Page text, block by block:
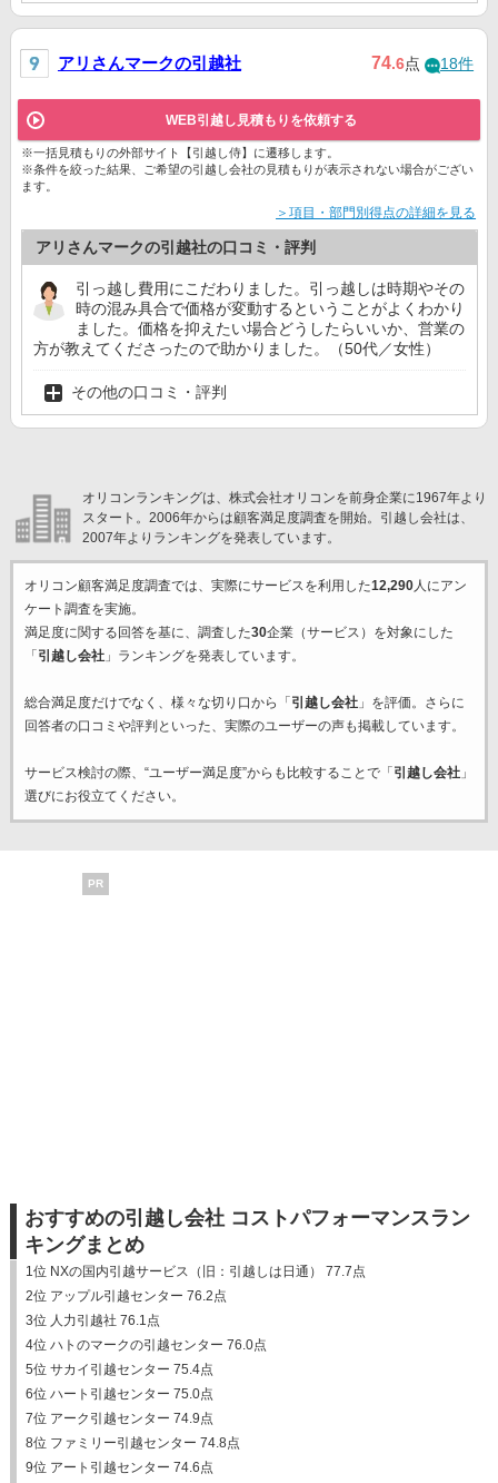
アリさんマークの引越社 74.6点 18件
WEB引越し見積もりを依頼する
※一括見積もりの外部サイト【引越し侍】に遷移します。
※条件を絞った結果、ご希望の引越し会社の見積もりが表示されない場合がござい
ます。
＞項目・部門別得点の詳細を見る
アリさんマークの引越社の口コミ・評判
引っ越し費用にこだわりました。引っ越しは時期やその
時の混み具合で価格が変動するということがよくわかり
ました。価格を抑えたい場合どうしたらいいか、営業の
方が教えてくださったので助かりました。（50代／女性）
その他の口コミ・評判
オリコンランキングは、株式会社オリコンを前身企業に1967年より
スタート。2006年からは顧客満足度調査を開始。引越し会社は、
2007年よりランキングを発表しています。
オリコン顧客満足度調査では、実際にサービスを利用した12,290人にアン
ケート調査を実施。
満足度に関する回答を基に、調査した30企業（サービス）を対象にした
「 引越し会社」ランキングを発表しています。
総合満足度だけでなく、様々な切り口から「 引越し会社」を評価。さらに
回答者の口コミや評判といった、実際のユーザーの声も掲載しています。
サービス検討の際、“ユーザー満足度”からも比較することで「 引越し会社」
選びにお役立てください。
PR
おすすめの引越し会社 コストパフォーマンスラン
キングまとめ
1位 NXの国内引越サービス（旧：引越しは日通） 77.7点
2位 アップル引越センター 76.2点
3位 人力引越社 76.1点
4位 ハトのマークの引越センター 76.0点
5位 サカイ引越センター 75.4点
6位 ハート引越センター 75.0点
7位 アーク引越センター 74.9点
8位 ファミリー引越センター 74.8点
9位 アート引越センター 74.6点